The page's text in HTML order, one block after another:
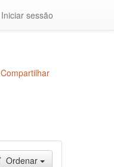
Iniciar sessão
Compartilhar
Ordenar